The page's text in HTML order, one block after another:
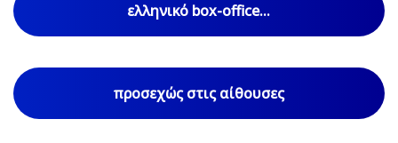
ελληνικό box-office...
προσεχώς στις αίθουσες